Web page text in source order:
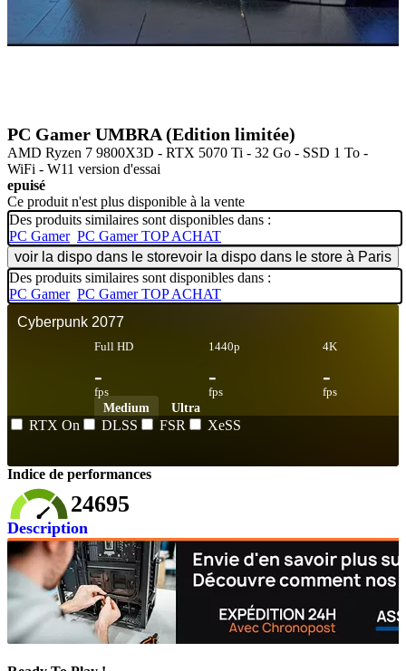
PC Gamer UMBRA (Edition limitée)
AMD Ryzen 7 9800X3D - RTX 5070 Ti - 32 Go - SSD 1 To -
WiFi - W11 version d'essai
epuisé
Ce produit n'est plus disponible à la vente
Des produits similaires sont disponibles dans :
PC Gamer PC Gamer TOP ACHAT
voir la dispo dans le storevoir la dispo dans le store à Paris
Des produits similaires sont disponibles dans :
PC Gamer PC Gamer TOP ACHAT
Cyberpunk 2077
Full HD
-
fps
1440p
-
fps
4K
-
fps
Medium Ultra
RTX On DLSS FSR XeSS
Indice de performances
24695
Description